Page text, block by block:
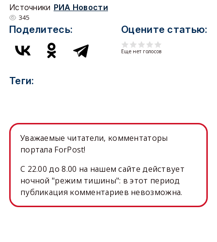
Источники РИА Новости
345
Поделитесь: Оцените статью:
Еще нет голосов
Теги:
Уважаемые читатели, комментаторы
портала ForPost!
C 22.00 до 8.00 на нашем сайте действует
ночной "режим тишины": в этот период
публикация комментариев невозможна.